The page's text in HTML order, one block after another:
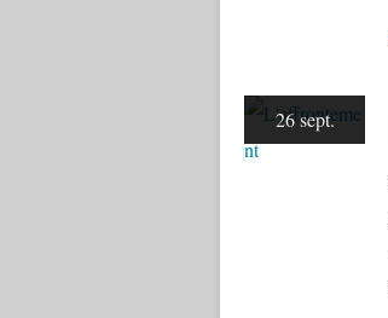
26 sept.